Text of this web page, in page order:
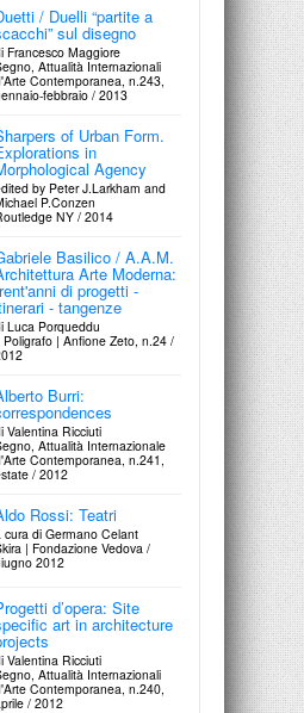
/ Duelli “partite a
sul disegno
Francesco Maggiore
Attualità Internazionali
Contemporanea, n.243,
febbraio / 2013
of Urban Form.
in
Agency
by Peter J.Larkham and
P.Conzen
NY / 2014
Basilico / A.A.M.
Arte Moderna:
di progetti -
- tangenze
Luca Porqueddu
Poligrafo | Anfione Zeto, n.24 /
Burri:
Valentina Ricciuti
Attualità Internazionale
Contemporanea, n.241,
/ 2012
Rossi: Teatri
cura di Germano Celant
| Fondazione Vedova /
2012
d’opera: Site
art in architecture
Valentina Ricciuti
Attualità Internazionali
Contemporanea, n.240,
/ 2012